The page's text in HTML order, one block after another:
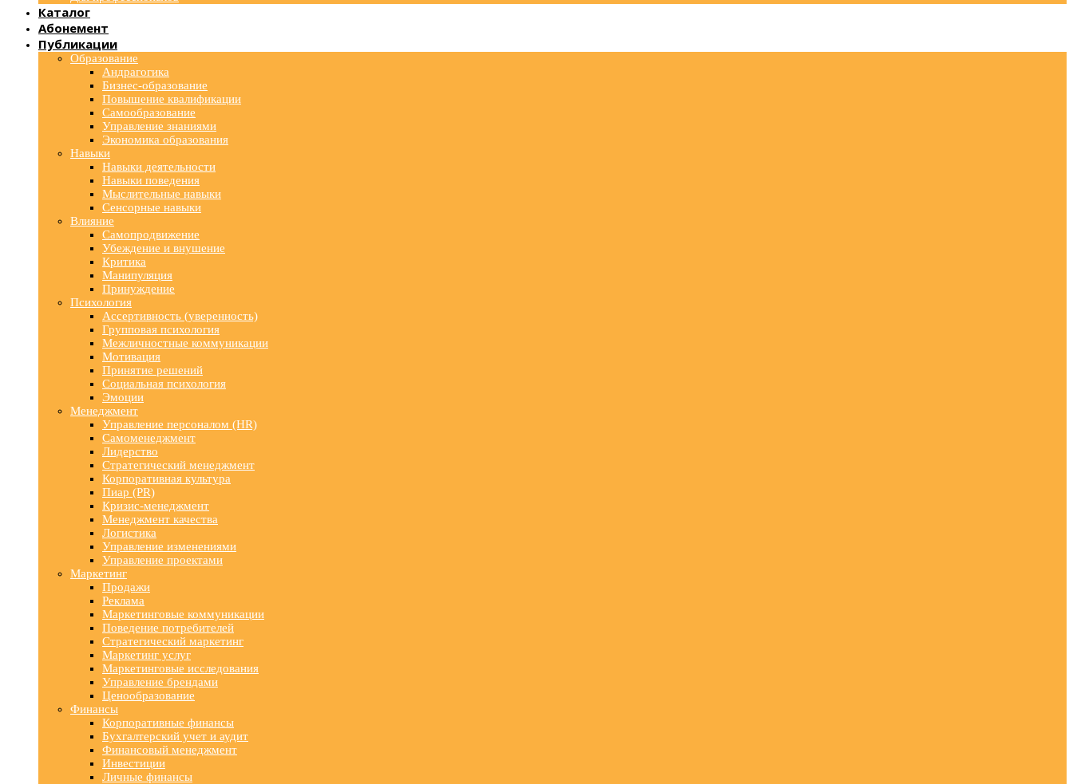
Каталог
Абонемент
Публикации
Образование
Андрагогика
Бизнес-образование
Повышение квалификации
Самообразование
Управление знаниями
Экономика образования
Навыки
Навыки деятельности
Навыки поведения
Мыслительные навыки
Сенсорные навыки
Влияние
Самопродвижение
Убеждение и внушение
Критика
Манипуляция
Принуждение
Психология
Ассертивность (уверенность)
Групповая психология
Межличностные коммуникации
Мотивация
Принятие решений
Социальная психология
Эмоции
Менеджмент
Управление персоналом (HR)
Самоменеджмент
Лидерство
Стратегический менеджмент
Корпоративная культура
Пиар (PR)
Кризис-менеджмент
Менеджмент качества
Логистика
Управление изменениями
Управление проектами
Маркетинг
Продажи
Реклама
Маркетинговые коммуникации
Поведение потребителей
Стратегический маркетинг
Маркетинг услуг
Маркетинговые исследования
Управление брендами
Ценообразование
Финансы
Корпоративные финансы
Бухгалтерский учет и аудит
Финансовый менеджмент
Инвестиции
Личные финансы